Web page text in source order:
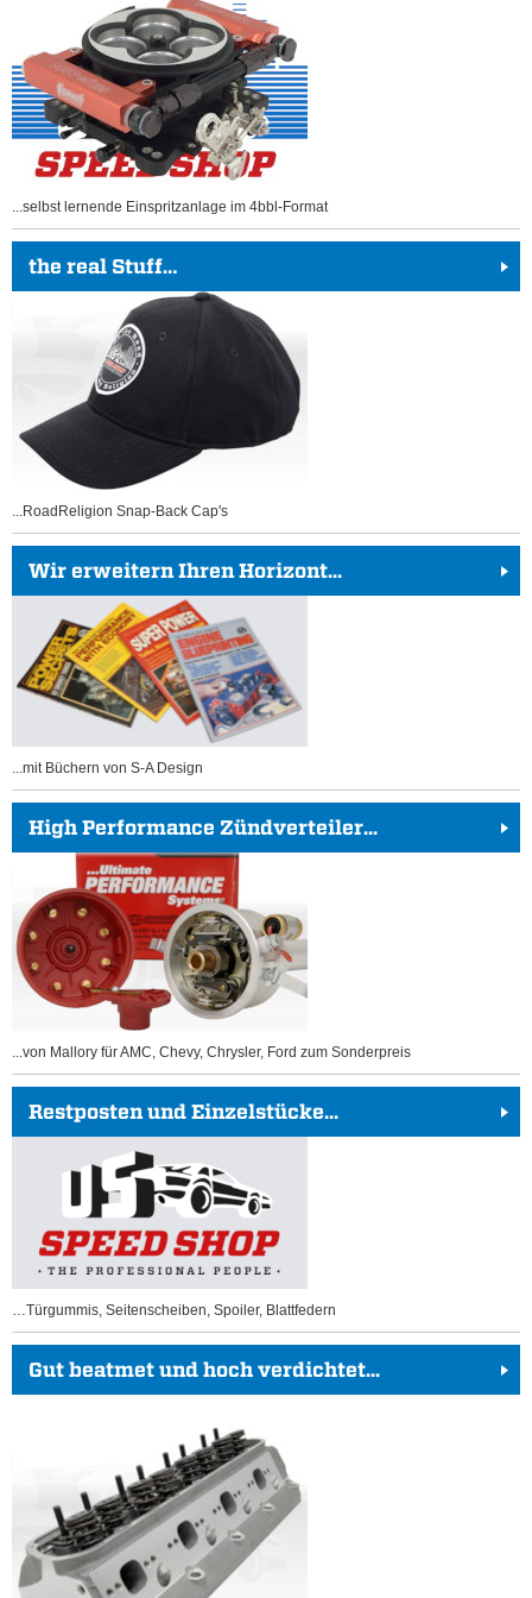
...selbst lernende Einspritzanlage im 4bbl-Format
the real Stuff…
...RoadReligion Snap-Back Cap's
Wir erweitern Ihren Horizont...
...mit Büchern von S-A Design
High Performance Zündverteiler...
...von Mallory für AMC, Chevy, Chrysler, Ford zum Sonderpreis
Restposten und Einzelstücke...
…Türgummis, Seitenscheiben, Spoiler, Blattfedern
Gut beatmet und hoch verdichtet...